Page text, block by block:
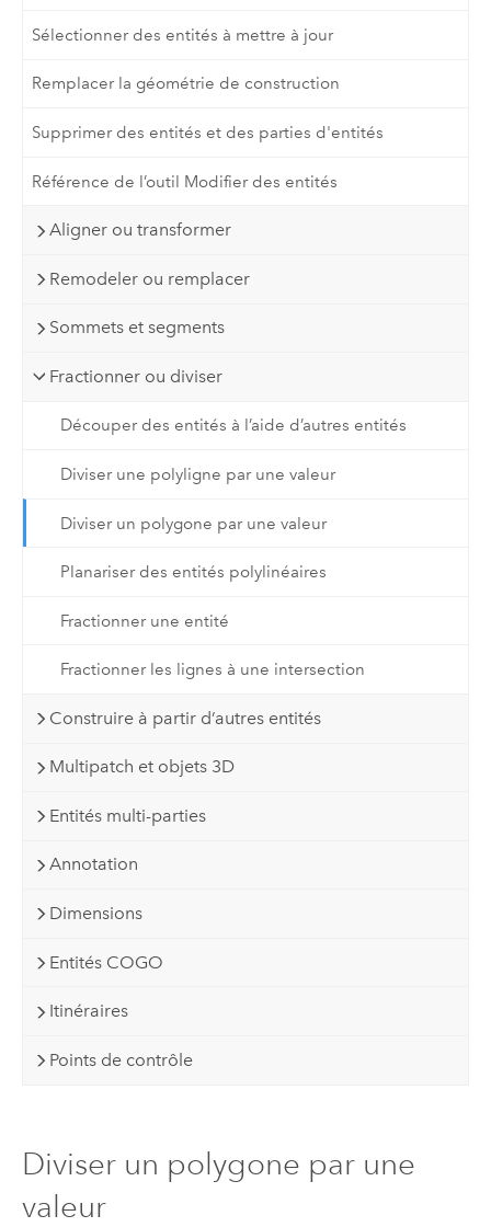
Sélectionner des entités à mettre à jour
Remplacer la géométrie de construction
Supprimer des entités et des parties d'entités
Référence de l’outil Modifier des entités
Aligner ou transformer
Remodeler ou remplacer
Sommets et segments
Fractionner ou diviser
Découper des entités à l’aide d’autres entités
Diviser une polyligne par une valeur
Diviser un polygone par une valeur
Planariser des entités polylinéaires
Fractionner une entité
Fractionner les lignes à une intersection
Construire à partir d’autres entités
Multipatch et objets 3D
Entités multi-parties
Annotation
Dimensions
Entités COGO
Itinéraires
Points de contrôle
Diviser un polygone par une
valeur